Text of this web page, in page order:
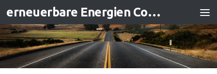
Zum Inhalt springen erneuerbare Energien Contracting